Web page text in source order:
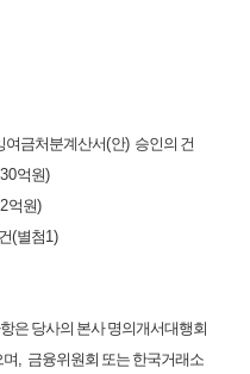
여금처분계산서(안) 승인의 건
억원)
억원)
(별첨1)
은 당사의 본사 명의개서대행회
며, 금융위원회 또는 한국거래소